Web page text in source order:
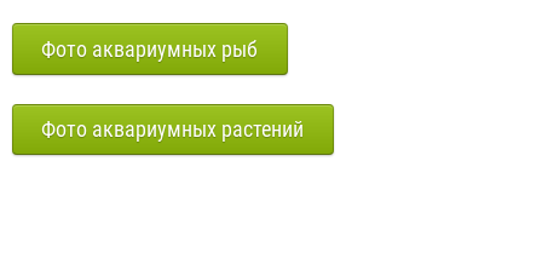
Фото аквариумных рыб
Фото аквариумных растений